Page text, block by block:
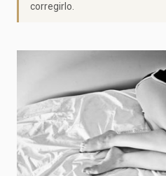
corregirlo.